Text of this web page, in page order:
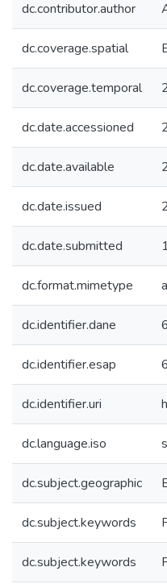
dc.contributor.author
dc.coverage.spatial
dc.coverage.temporal
dc.date.accessioned
dc.date.available
dc.date.issued
dc.date.submitted
dc.format.mimetype
dc.identifier.dane
dc.identifier.esap
dc.identifier.uri
dc.language.iso
dc.subject.geographic
dc.subject.keywords
dc.subject.keywords